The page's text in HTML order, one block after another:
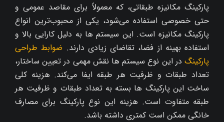
پارکینگ مکانیزه طبقاتی، که معمولاً برای مقاصد عمومی و
حتی خصوصی استفاده می‌شود، یکی از محبوب‌ترین انواع
پارکینگ مکانیزه است. این سیستم‌ ها به دلیل کارایی بالا و
استفاده بهینه از فضا، تقاضای زیادی دارند. ضوابط طراحی
پارکینگ در این نوع سیستم‌ ها نقش مهمی در تعیین ساختار،
تعداد طبقات و ظرفیت هر طبقه ایفا می‌کند. هزینه کلی
ساخت این پارکینگ‌ ها بسته به تعداد طبقات و ظرفیت هر
طبقه متفاوت است. هزینه این نوع پارکینگ برای مصارف
خانگی ممکن است کمتری داشته باشد.